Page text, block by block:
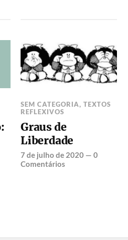
SEM CATEGORIA,TEXTOS
REFLEXIVOS
Graus de
Liberdade
7 de julho de 2020 —0
Comentários